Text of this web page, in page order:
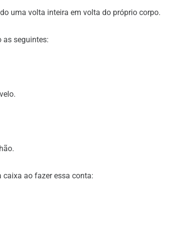
uma volta inteira em volta do próprio corpo.
as seguintes:
caixa ao fazer essa conta: